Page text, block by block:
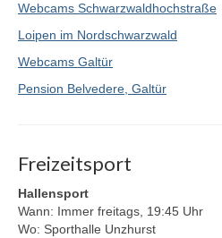
Webcams Schwarzwaldhochstraße
Loipen im Nordschwarzwald
Webcams Galtür
Pension Belvedere, Galtür
Freizeitsport
Hallensport
Wann: Immer freitags, 19:45 Uhr
Wo: Sporthalle Unzhurst